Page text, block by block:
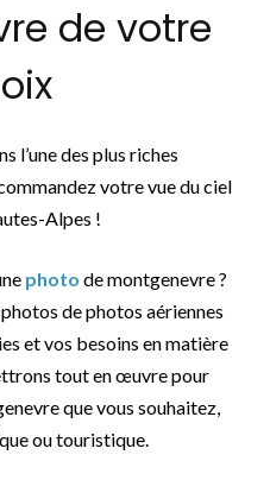
de votre
l’une des plus riches
votre vue du ciel
Alpes !
photo de montgenevre ?
de photos aériennes
et vos besoins en matière
tout en œuvre pour
que vous souhaitez,
ou touristique.